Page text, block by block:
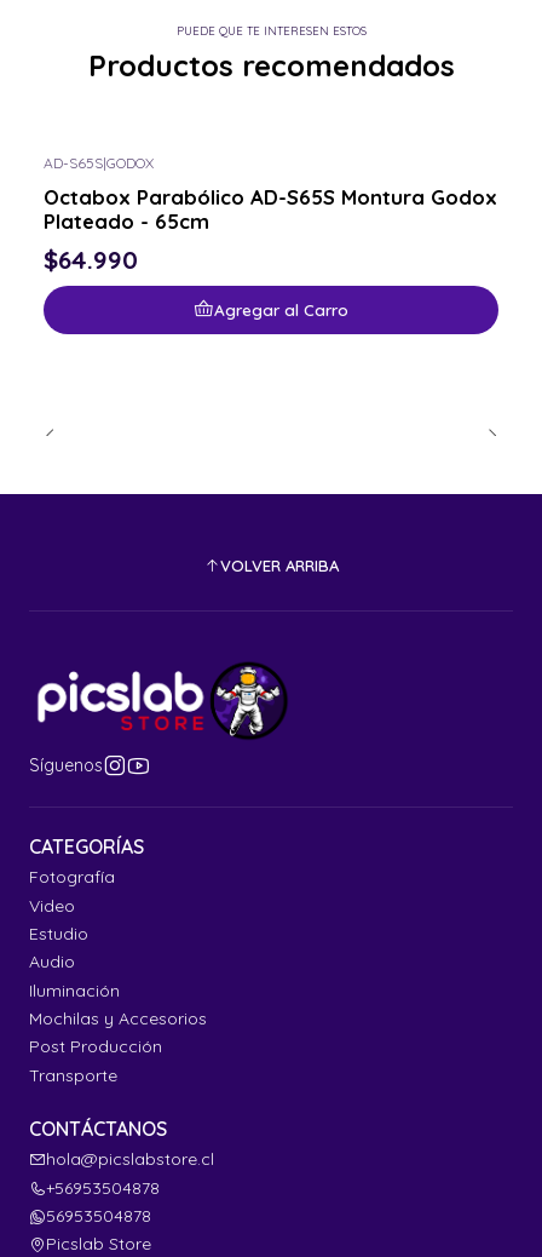
PUEDE QUE TE INTERESEN ESTOS
Productos recomendados
AD-S65S|GODOX
Octabox Parabólico AD-S65S Montura Godox
Plateado - 65cm
$64.990
Agregar al Carro
VOLVER ARRIBA
Síguenos
CATEGORÍAS
Fotografía
Video
Estudio
Audio
Iluminación
Mochilas y Accesorios
Post Producción
Transporte
CONTÁCTANOS
hola@picslabstore.cl
+56953504878
56953504878
Picslab Store